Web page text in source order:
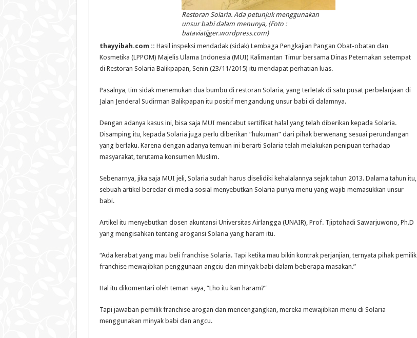
Restoran Solaria. Ada petunjuk menggunakan
unsur babi dalam menunya, (Foto :
bataviatijger.wordpress.com)
thayyibah.com :: Hasil inspeksi mendadak (sidak) Lembaga Pengkajian Pangan Obat-obatan dan
Kosmetika (LPPOM) Majelis Ulama Indonesia (MUI) Kalimantan Timur bersama Dinas Peternakan setempat
di Restoran Solaria Balikpapan, Senin (23/11/2015) itu mendapat perhatian luas.
Pasalnya, tim sidak menemukan dua bumbu di restoran Solaria, yang terletak di satu pusat perbelanjaan di
Jalan Jenderal Sudirman Balikpapan itu positif mengandung unsur babi di dalamnya.
Dengan adanya kasus ini, bisa saja MUI mencabut sertifikat halal yang telah diberikan kepada Solaria.
Disamping itu, kepada Solaria juga perlu diberikan “hukuman” dari pihak berwenang sesuai perundangan
yang berlaku. Karena dengan adanya temuan ini berarti Solaria telah melakukan penipuan terhadap
masyarakat, terutama konsumen Muslim.
Sebenarnya, jika saja MUI jeli, Solaria sudah harus diselidiki kehalalannya sejak tahun 2013. Dalama tahun itu,
sebuah artikel beredar di media sosial menyebutkan Solaria punya menu yang wajib memasukkan unsur
babi.
Artikel itu menyebutkan dosen akuntansi Universitas Airlangga (UNAIR), Prof. Tjiptohadi Sawarjuwono, Ph.D
yang mengisahkan tentang arogansi Solaria yang haram itu.
“Ada kerabat yang mau beli franchise Solaria. Tapi ketika mau bikin kontrak perjanjian, ternyata pihak pemilik
franchise mewajibkan penggunaan angciu dan minyak babi dalam beberapa masakan.”
Hal itu dikomentari oleh teman saya, “Lho itu kan haram?”
Tapi jawaban pemilik franchise arogan dan mencengangkan, mereka mewajibkan menu di Solaria
menggunakan minyak babi dan angcu.